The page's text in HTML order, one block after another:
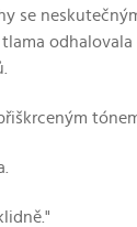
se
tlama